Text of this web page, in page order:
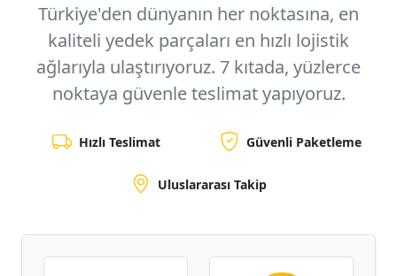
Türkiye'den dünyanın her noktasına, en
kaliteli yedek parçaları en hızlı lojistik
ağlarıyla ulaştırıyoruz. 7 kıtada, yüzlerce
noktaya güvenle teslimat yapıyoruz.
Hızlı Teslimat Güvenli Paketleme
Uluslararası Takip